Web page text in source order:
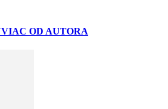
VIAC OD AUTORA